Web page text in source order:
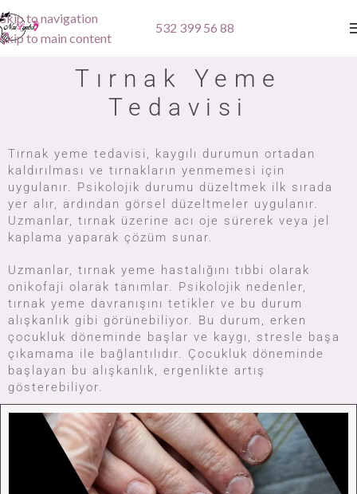
Skip to navigation
Skip to main content
532 399 56 88
Tırnak Yeme
Tedavisi
Tırnak yeme tedavisi, kaygılı durumun ortadan
kaldırılması ve tırnakların yenmemesi için
uygulanır. Psikolojik durumu düzeltmek ilk sırada
yer alır, ardından görsel düzeltmeler uygulanır.
Uzmanlar, tırnak üzerine acı oje sürerek veya jel
kaplama yaparak çözüm sunar.
Uzmanlar, tırnak yeme hastalığını tıbbi olarak
onikofaji olarak tanımlar. Psikolojik nedenler,
tırnak yeme davranışını tetikler ve bu durum
alışkanlık gibi görünebiliyor. Bu durum, erken
çocukluk döneminde başlar ve kaygı, stresle başa
çıkamama ile bağlantılıdır. Çocukluk döneminde
başlayan bu alışkanlık, ergenlikte artış
gösterebiliyor.
Whatsapp İçin Tıkla